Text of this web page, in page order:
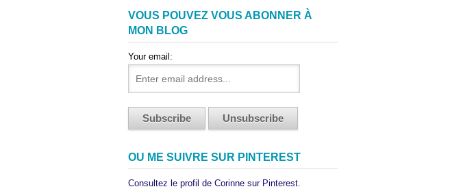
VOUS POUVEZ VOUS ABONNER À
MON BLOG
Your email:
OU ME SUIVRE SUR PINTEREST
Consultez le profil de Corinne sur Pinterest.